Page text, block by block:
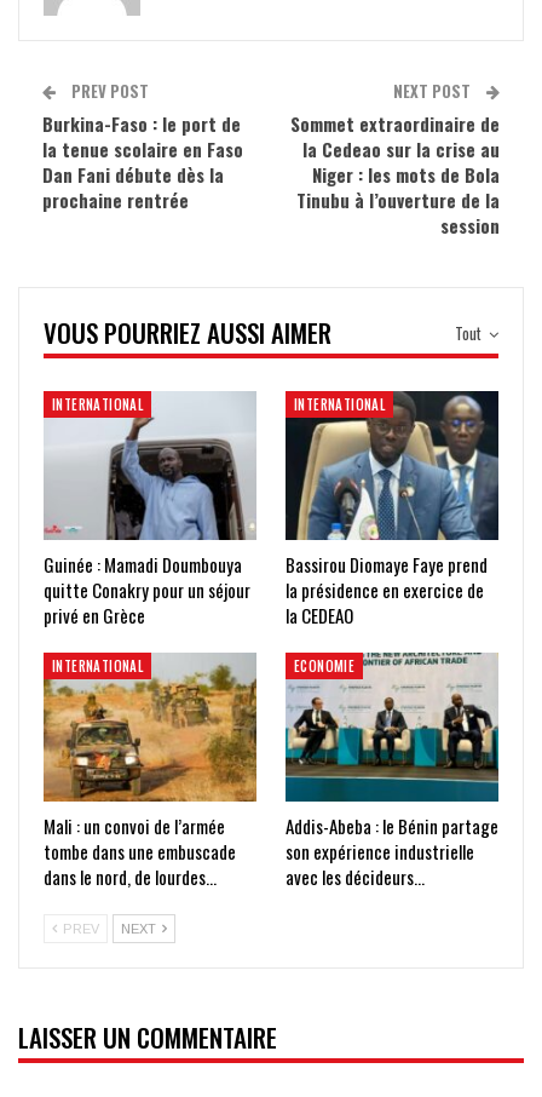
PREV POST
Burkina-Faso : le port de
la tenue scolaire en Faso
Dan Fani débute dès la
prochaine rentrée
NEXT POST
Sommet extraordinaire de
la Cedeao sur la crise au
Niger : les mots de Bola
Tinubu à l’ouverture de la
session
Tout
VOUS POURRIEZ AUSSI AIMER
INTERNATIONAL
Guinée : Mamadi Doumbouya
quitte Conakry pour un séjour
privé en Grèce
INTERNATIONAL
Bassirou Diomaye Faye prend
la présidence en exercice de
la CEDEAO
INTERNATIONAL
Mali : un convoi de l’armée
tombe dans une embuscade
dans le nord, de lourdes…
ECONOMIE
Addis-Abeba : le Bénin partage
son expérience industrielle
avec les décideurs…
PREV NEXT
LAISSER UN COMMENTAIRE